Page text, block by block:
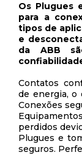
Os Plugues
para a
tipos de
e
da ABB
Contatos
de energia, o
Conexões
perdidos
Plugues e
seguros.